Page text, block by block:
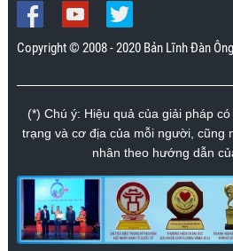
Copyright © 2008 - 2020 Bản Lĩnh Đàn
(*) Chú ý: Hiệu quả của giải pháp
trạng và cơ địa của mỗi người, cũng
nhân theo hướng dẫn